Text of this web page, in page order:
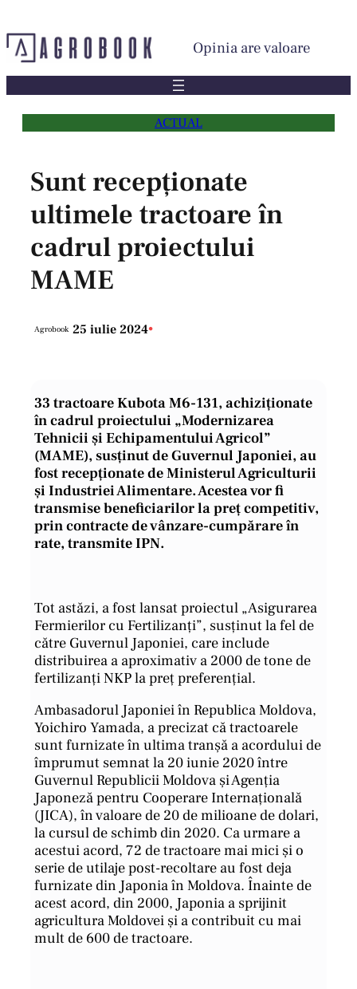
la
conținut
Opinia are valoare
ACTUAL
Sunt recepționate
ultimele tractoare în
cadrul proiectului
MAME
Agrobook 25 iulie 2024•
33 tractoare Kubota M6-131, achiziționate
în cadrul proiectului „Modernizarea
Tehnicii și Echipamentului Agricol”
(MAME), susținut de Guvernul Japoniei, au
fost recepționate de Ministerul Agriculturii
și Industriei Alimentare. Acestea vor fi
transmise beneficiarilor la preț competitiv,
prin contracte de vânzare-cumpărare în
rate, transmite IPN.
Tot astăzi, a fost lansat proiectul „Asigurarea
Fermierilor cu Fertilizanți”, susținut la fel de
către Guvernul Japoniei, care include
distribuirea a aproximativ a 2000 de tone de
fertilizanți NKP la preț preferențial.
Ambasadorul Japoniei în Republica Moldova,
Yoichiro Yamada, a precizat că tractoarele
sunt furnizate în ultima tranșă a acordului de
împrumut semnat la 20 iunie 2020 între
Guvernul Republicii Moldova și Agenția
Japoneză pentru Cooperare Internațională
(JICA), în valoare de 20 de milioane de dolari,
la cursul de schimb din 2020. Ca urmare a
acestui acord, 72 de tractoare mai mici și o
serie de utilaje post-recoltare au fost deja
furnizate din Japonia în Moldova. Înainte de
acest acord, din 2000, Japonia a sprijinit
agricultura Moldovei și a contribuit cu mai
mult de 600 de tractoare.